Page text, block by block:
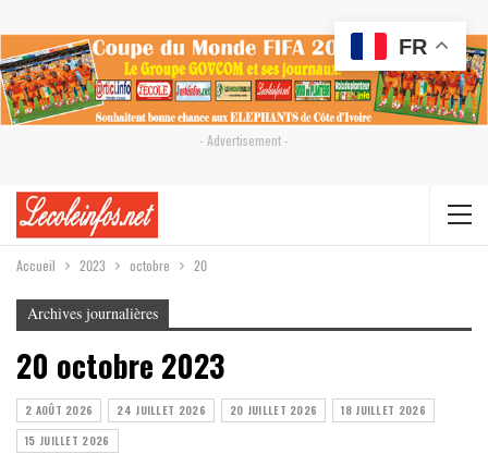
- Advertisement -
Accueil 2023 octobre 20
Archives journalières
20 octobre 2023
2 AOÛT 2026 24 JUILLET 2026 20 JUILLET 2026
18 JUILLET 2026
15 JUILLET 2026
FR